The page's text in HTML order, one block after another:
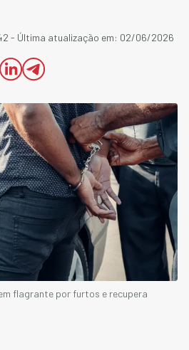
- Última atualização em: 02/06/2026
flagrante por furtos e recupera